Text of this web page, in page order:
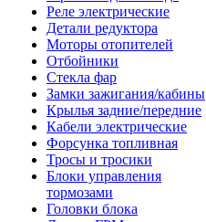
Реле электрические
Детали редуктора
Моторы отопителей
Отбойники
Стекла фар
Замки зажигания/кабины
Крылья задние/передние
Кабели электрические
Форсунка топливная
Тросы и тросики
Блоки управления
тормозами
Головки блока